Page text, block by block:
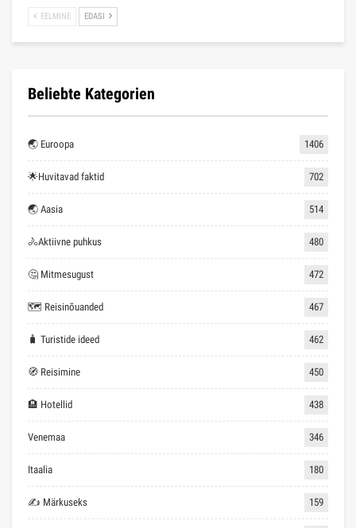
EELMINE EDASI
Beliebte Kategorien
🌏 Euroopa 1406
🌟Huvitavad faktid 702
🌏 Aasia 514
🚴Aktiivne puhkus 480
🤔 Mitmesugust 472
🗺 Reisinõuanded 467
🧳 Turistide ideed 462
🧭 Reisimine 450
🏨 Hotellid 438
Venemaa 346
Itaalia 180
✍ Märkuseks 159